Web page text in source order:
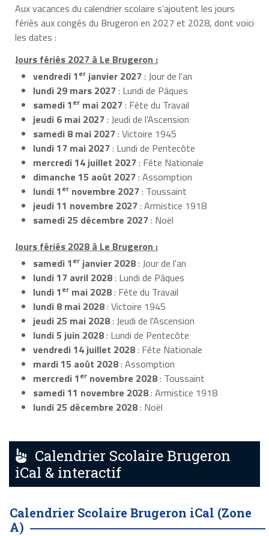
Aux vacances du calendrier scolaire s’ajoutent les jours
fériés aux congés du Brugeron en 2027 et 2028, dont voici
les dates :
Jours fériés 2027 à Le Brugeron :
vendredi 1er janvier 2027: Jour de l'an
lundi 29 mars 2027: Lundi de Pâques
samedi 1er mai 2027: Fête du Travail
jeudi 6 mai 2027: Jeudi de l'Ascension
samedi 8 mai 2027: Victoire 1945
lundi 17 mai 2027: Lundi de Pentecôte
mercredi 14 juillet 2027: Fête Nationale
dimanche 15 août 2027: Assomption
lundi 1er novembre 2027: Toussaint
jeudi 11 novembre 2027: Armistice 1918
samedi 25 décembre 2027: Noël
Jours fériés 2028 à Le Brugeron :
samedi 1er janvier 2028: Jour de l'an
lundi 17 avril 2028: Lundi de Pâques
lundi 1er mai 2028: Fête du Travail
lundi 8 mai 2028: Victoire 1945
jeudi 25 mai 2028: Jeudi de l'Ascension
lundi 5 juin 2028: Lundi de Pentecôte
vendredi 14 juillet 2028: Fête Nationale
mardi 15 août 2028: Assomption
mercredi 1er novembre 2028: Toussaint
samedi 11 novembre 2028: Armistice 1918
lundi 25 décembre 2028: Noël
Calendrier Scolaire Brugeron
iCal & interactif
Calendrier Scolaire Brugeron iCal (Zone
A)